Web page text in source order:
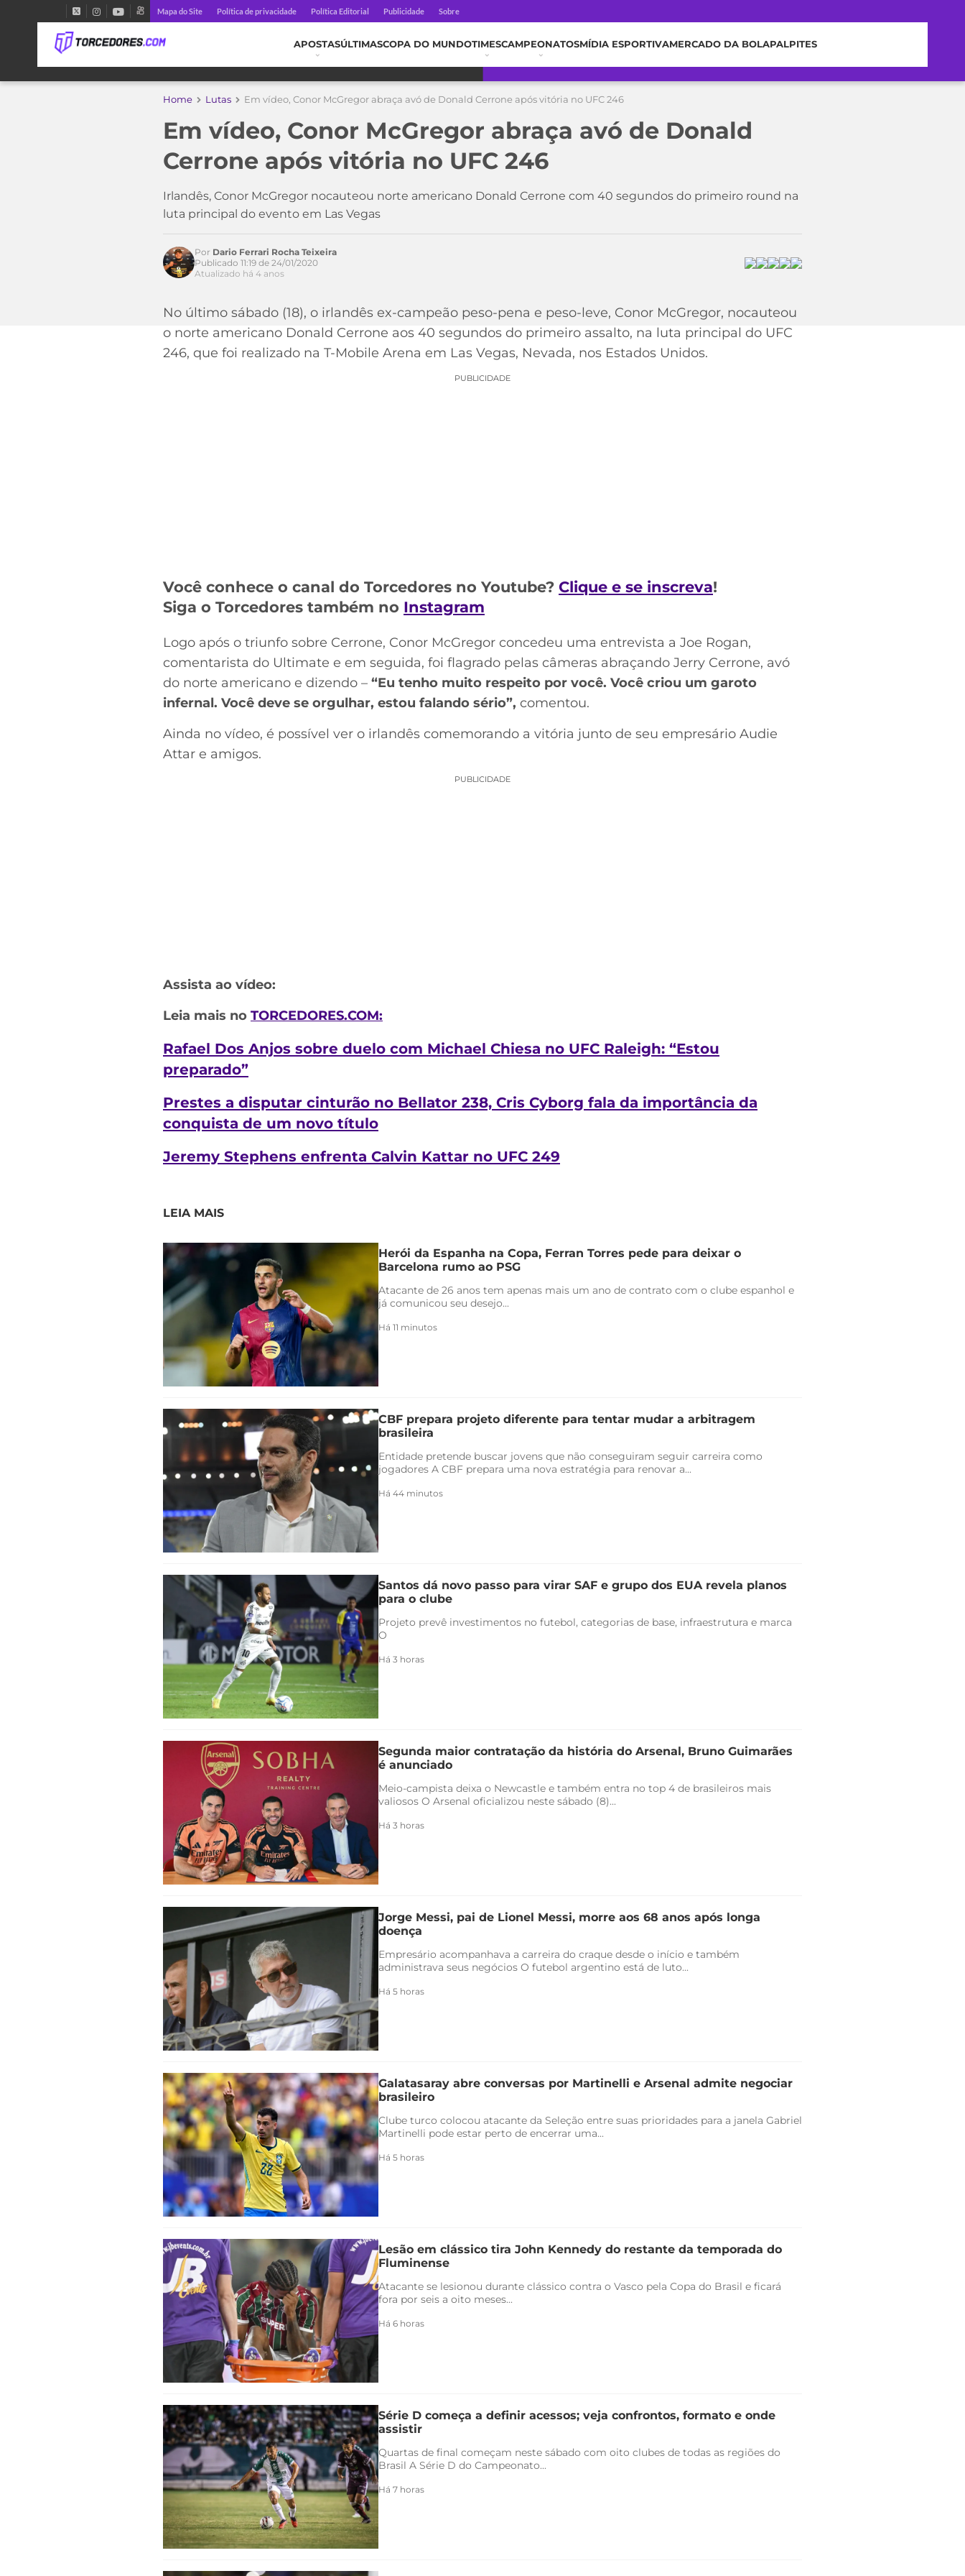
Mapa do Site Política de privacidade Política Editorial Publicidade Sobre
APOSTASÚLTIMASCOPA DO MUNDOTIMESCAMPEONATOSMÍDIA ESPORTIVAMERCADO DA BOLAPALPITES
Home Lutas Em vídeo, Conor McGregor abraça avó de Donald Cerrone após vitória no UFC 246
Em vídeo, Conor McGregor abraça avó de Donald
Cerrone após vitória no UFC 246
Irlandês, Conor McGregor nocauteou norte americano Donald Cerrone com 40 segundos do primeiro round na
luta principal do evento em Las Vegas
Acesse o perfil do autor
Por Dario Ferrari Rocha Teixeira
Publicado 11:19 de 24/01/2020
Atualizado há 4 anos
No último sábado (18), o irlandês ex-campeão peso-pena e peso-leve, Conor McGregor, nocauteou
o norte americano Donald Cerrone aos 40 segundos do primeiro assalto, na luta principal do UFC
246, que foi realizado na T-Mobile Arena em Las Vegas, Nevada, nos Estados Unidos.
PUBLICIDADE
Você conhece o canal do Torcedores no Youtube? Clique e se inscreva!
Siga o Torcedores também no Instagram
Logo após o triunfo sobre Cerrone, Conor McGregor concedeu uma entrevista a Joe Rogan,
comentarista do Ultimate e em seguida, foi flagrado pelas câmeras abraçando Jerry Cerrone, avó
do norte americano e dizendo – “Eu tenho muito respeito por você. Você criou um garoto
infernal. Você deve se orgulhar, estou falando sério”, comentou.
Ainda no vídeo, é possível ver o irlandês comemorando a vitória junto de seu empresário Audie
Attar e amigos.
PUBLICIDADE
Assista ao vídeo:
Leia mais no TORCEDORES.COM:
Rafael Dos Anjos sobre duelo com Michael Chiesa no UFC Raleigh: “Estou
preparado”
Prestes a disputar cinturão no Bellator 238, Cris Cyborg fala da importância da
conquista de um novo título
Jeremy Stephens enfrenta Calvin Kattar no UFC 249
LEIA MAIS
Herói da Espanha na Copa, Ferran Torres pede para deixar o
Barcelona rumo ao PSG
Atacante de 26 anos tem apenas mais um ano de contrato com o clube espanhol e
já comunicou seu desejo...
Há 11 minutos
CBF prepara projeto diferente para tentar mudar a arbitragem
brasileira
Entidade pretende buscar jovens que não conseguiram seguir carreira como
jogadores A CBF prepara uma nova estratégia para renovar a...
Há 44 minutos
Santos dá novo passo para virar SAF e grupo dos EUA revela planos
para o clube
Projeto prevê investimentos no futebol, categorias de base, infraestrutura e marca
O
Há 3 horas
Segunda maior contratação da história do Arsenal, Bruno Guimarães
é anunciado
Meio-campista deixa o Newcastle e também entra no top 4 de brasileiros mais
valiosos O Arsenal oficializou neste sábado (8)...
Há 3 horas
Jorge Messi, pai de Lionel Messi, morre aos 68 anos após longa
doença
Empresário acompanhava a carreira do craque desde o início e também
administrava seus negócios O futebol argentino está de luto...
Há 5 horas
Galatasaray abre conversas por Martinelli e Arsenal admite negociar
brasileiro
Clube turco colocou atacante da Seleção entre suas prioridades para a janela Gabriel
Martinelli pode estar perto de encerrar uma...
Há 5 horas
Lesão em clássico tira John Kennedy do restante da temporada do
Fluminense
Atacante se lesionou durante clássico contra o Vasco pela Copa do Brasil e ficará
fora por seis a oito meses...
Há 6 horas
Série D começa a definir acessos; veja confrontos, formato e onde
assistir
Quartas de final começam neste sábado com oito clubes de todas as regiões do
Brasil A Série D do Campeonato...
Há 7 horas